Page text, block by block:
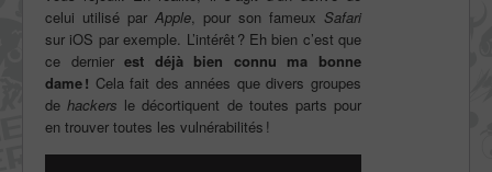
celui utilisé par Apple, pour son fameux Safari
sur iOS par exemple. L’intérêt ? Eh bien c’est que
ce dernierest déjà bien connu ma bonne
dame ! Cela fait des années que divers groupes
dehackers le décortiquent de toutes parts pour
en trouver toutes les vulnérabilités !